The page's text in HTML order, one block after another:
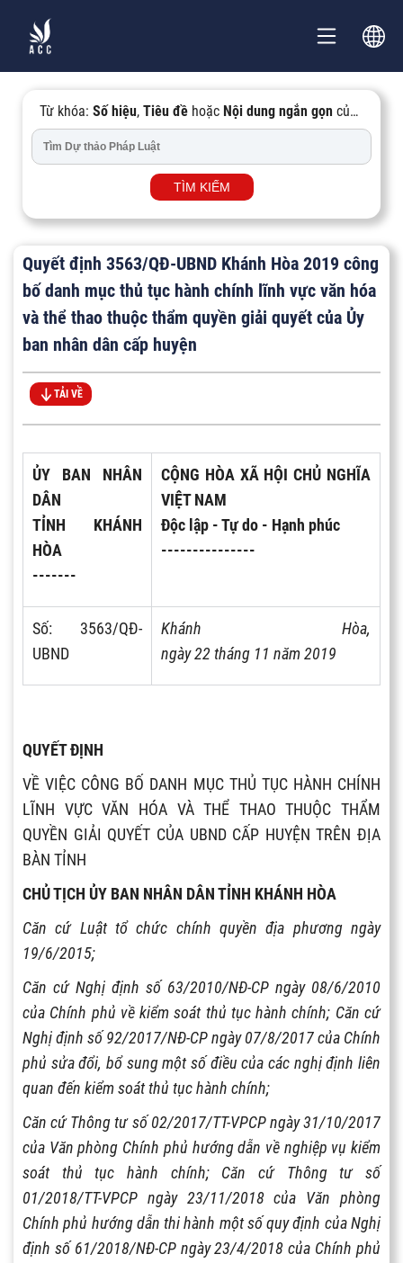
Từ khóa: Số hiệu, Tiêu đềhoặc Nội dung ngắn gọn của
TÌM KIẾM
Quyết định 3563/QĐ-UBND Khánh Hòa 2019 công
bố danh mục thủ tục hành chính lĩnh vực văn hóa
và thể thao thuộc thẩm quyền giải quyết của Ủy
ban nhân dân cấp huyện
TẢI VỀ
ỦY BAN NHÂN
DÂN
TỈNH KHÁNH
HÒA
-------
CỘNG HÒA XÃ HỘI CHỦ NGHĨA
VIỆT NAM
Độc lập - Tự do - Hạnh phúc
---------------
Số: 3563/QĐ-
UBND
Khánh Hòa,
ngày22 tháng 11 năm 2019
QUYẾT ĐỊNH
VỀ VIỆC CÔNG BỐ DANH MỤC THỦ TỤC HÀNH CHÍNH
LĨNH VỰC VĂN HÓA VÀ THỂ THAO THUỘC THẨM
QUYỀN GIẢI QUYẾT CỦA UBND CẤP HUYỆN TRÊN ĐỊA
BÀN TỈNH
CHỦ TỊCH ỦY BAN NHÂN DÂN TỈNH KHÁNH HÒA
Căn cứ Luật tổ chức chính quyền địa phương ngày
19/6/2015;
Căn cứ Nghị định số 63/2010/NĐ-CP ngày 08/6/2010
của Chính phủ về kiểm soát thủ tục hành chính; Căn cứ
Nghị định số 92/2017/NĐ-CP ngày 07/8/2017 của Chính
phủ sửa đổi, bổ sung một số điều của các nghị định liên
quan đến kiểm soát thủ tục hành chính;
Căn cứ Thông tư số 02/2017/TT-VPCP ngày 31/10/2017
của Văn phòng Chính phủ hướng dẫn về nghiệp vụ kiểm
soát thủ tục hành chính; Căn cứ Thông tư số
01/2018/TT-VPCP ngày 23/11/2018 của Văn phòng
Chính phủ hướng dẫn thi hành một số quy định của Nghị
định số 61/2018/NĐ-CP ngày 23/4/2018 của Chính phủ